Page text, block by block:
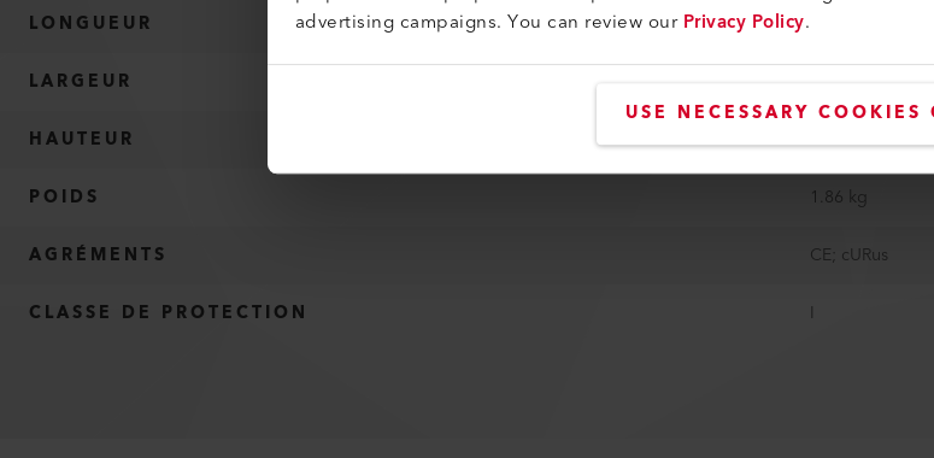
advertising campaigns. You can review ourPrivacy Policy.
USE NECESSARY COOKIES
LONGUEUR
LARGEUR
HAUTEUR
282 mm
POIDS
1.86 kg
AGRÉMENTS
CE; cURus
CLASSE DE PROTECTION
I